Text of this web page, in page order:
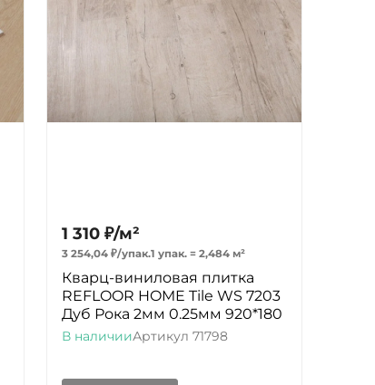
1 310 ₽/м²
3 254,04 ₽/упак.1 упак.= 2,484 м²
Кварц-виниловая плитка
REFLOOR HOME Tile WS 7203
Дуб Рока 2мм 0.25мм 920*180
В наличииАртикул 71798